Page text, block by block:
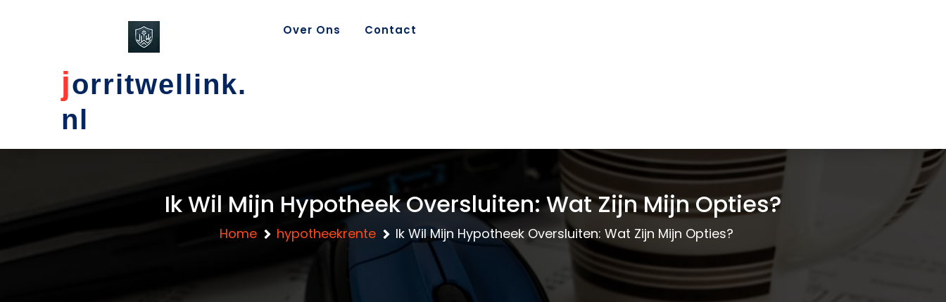
jorritwellink.
nl
Over Ons Contact
Ik Wil Mijn Hypotheek Oversluiten: Wat Zijn Mijn Opties?
Home hypotheekrente Ik Wil Mijn Hypotheek Oversluiten: Wat Zijn Mijn Opties?